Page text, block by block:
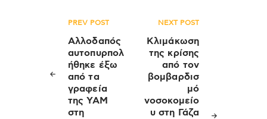
Πλοήγηση
άρθρων
PREV POST
Αλλοδαπός
αυτοπυρπολ
ήθηκε έξω
από τα
γραφεία
της ΥΑΜ
στη
NEXT POST
Κλιμάκωση
της κρίσης
από τον
βομβαρδισ
μό
νοσοκομείο
υ στη Γάζα